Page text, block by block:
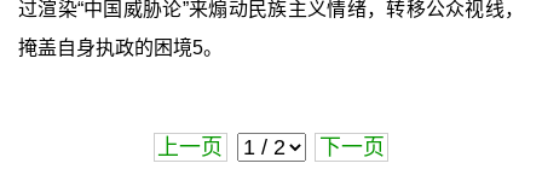
过渲染“中国威胁论”来煽动民族主义情绪，转移公众视线，
掩盖自身执政的困境5。
上一页 下一页